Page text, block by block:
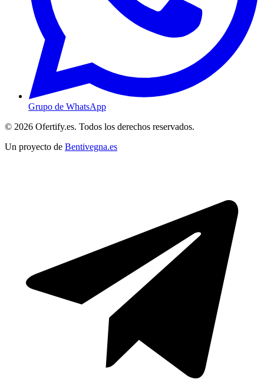
Grupo de WhatsApp
© 2026 Ofertify.es. Todos los derechos reservados.
Un proyecto de Bentivegna.es